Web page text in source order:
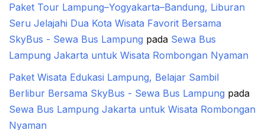
Paket Tour Lampung–Yogyakarta–Bandung, Liburan
Seru Jelajahi Dua Kota Wisata Favorit Bersama
SkyBus - Sewa Bus Lampung pada Sewa Bus
Lampung Jakarta untuk Wisata Rombongan Nyaman
Paket Wisata Edukasi Lampung, Belajar Sambil
Berlibur Bersama SkyBus - Sewa Bus Lampung pada
Sewa Bus Lampung Jakarta untuk Wisata Rombongan
Nyaman